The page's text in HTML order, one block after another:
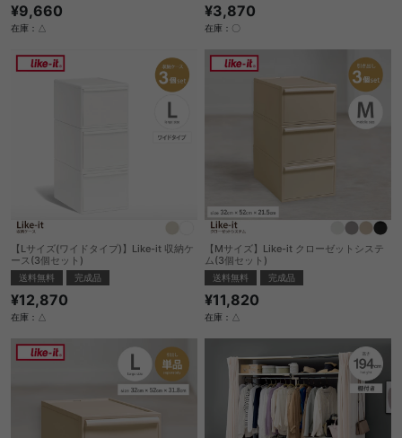
¥9,660
在庫：△
¥3,870
在庫：〇
【Lサイズ(ワイドタイプ)】Like-it 収納ケ
ース(3個セット)
送料無料 完成品
¥12,870
在庫：△
【Mサイズ】Like-it クローゼットシステ
ム(3個セット)
送料無料 完成品
¥11,820
在庫：△